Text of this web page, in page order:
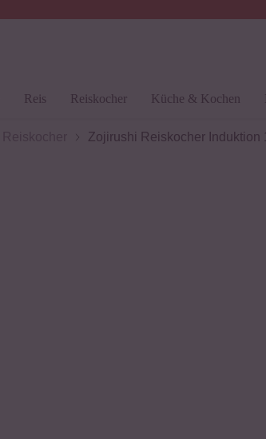
Reis Reiskocher Küche & Kochen
Zojirushi Reiskocher Induktion